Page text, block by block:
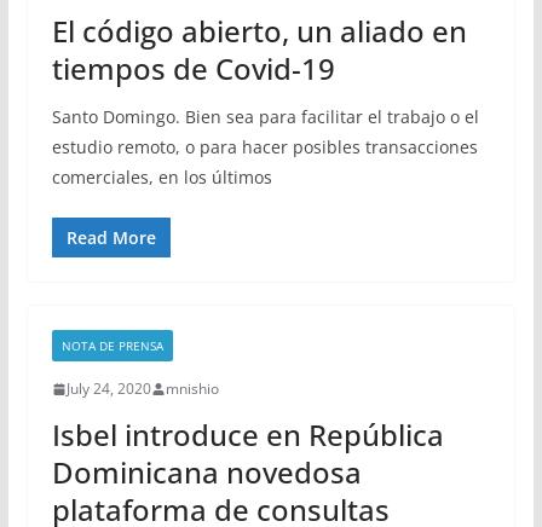
El código abierto, un aliado en
tiempos de Covid-19
Santo Domingo. Bien sea para facilitar el trabajo o el
estudio remoto, o para hacer posibles transacciones
comerciales, en los últimos
Read More
NOTA DE PRENSA
July 24, 2020 mnishio
Isbel introduce en República
Dominicana novedosa
plataforma de consultas